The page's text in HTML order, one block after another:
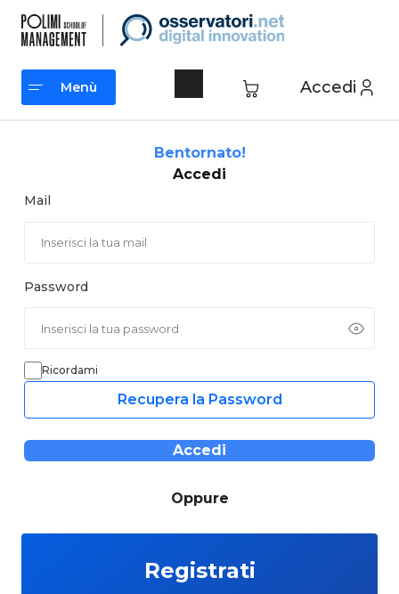
contenuto
Accedi
Menù
Bentornato!
Accedi
Mail
Password
Ricordami
Recupera la Password
Accedi
Oppure
Registrati